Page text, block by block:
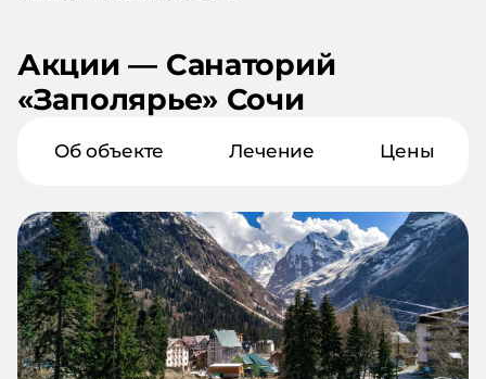
Акции — Санаторий
«Заполярье» Сочи
Об объекте Лечение Цены